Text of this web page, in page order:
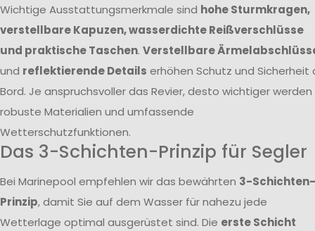
Wichtige Ausstattungsmerkmale sind hohe Sturmkragen,
verstellbare Kapuzen, wasserdichte Reißverschlüsse
und praktische Taschen. Verstellbare
und reflektierende Details erhöhen Schutz und Sicherheit
Bord. Je anspruchsvoller das Revier, desto wichtiger werden
robuste Materialien und umfassende
Wetterschutzfunktionen.
Das 3-Schichten-Prinzip für Segler
Bei Marinepool empfehlen wir das bewährten 3-Schichten-
Prinzip, damit Sie auf dem Wasser für nahezu jede
Wetterlage optimal ausgerüstet sind. Die erste Schicht